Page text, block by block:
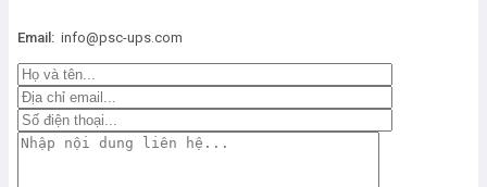
Free cont. relays outputs
Battery
Email: info@psc-ups.com